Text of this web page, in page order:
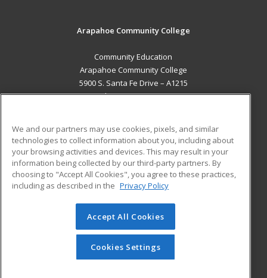
Arapahoe Community College
Community Education
Arapahoe Community College
5900 S. Santa Fe Drive – A1215
Littleton, CO 80120 US
Career Training
ADDITIONAL RESOURCES
Military
Help
Student Blog
© 2026 ed2go, a division of Cengage Learning. All rights
reserved. The material on this site cannot be reproduced or
redistributed unless you have obtained prior written
permission from Cengage Learning.Privacy Policy
We and our partners may use cookies, pixels, and similar
technologies to collect information about you, including about
your browsing activities and devices. This may result in your
information being collected by our third-party partners. By
choosing to "Accept All Cookies", you agree to these practices,
including as described in the Privacy Policy
Accept All Cookies
Cookies Settings